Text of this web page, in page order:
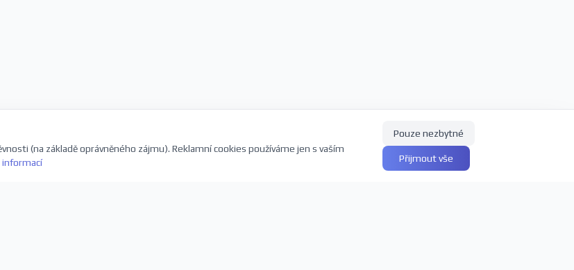
(na základě oprávněného zájmu). Reklamní cookies používáme jen s vaším
informací
Pouze nezbytné
Přijmout vše